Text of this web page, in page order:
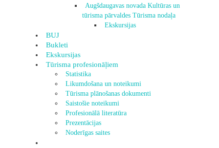
Augšdaugavas novada Kultūras un
tūrisma pārvaldes Tūrisma nodaļa
Ekskursijas
BUJ
Bukleti
Ekskursijas
Tūrisma profesionāļiem
Statistika
Likumdošana un noteikumi
Tūrisma plānošanas dokumenti
Saistošie noteikumi
Profesionālā literatūra
Prezentācijas
Noderīgas saites